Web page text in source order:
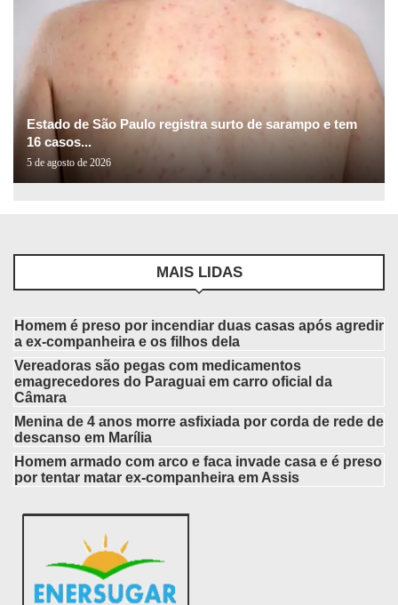
Estado de São Paulo registra surto de sarampo e tem
16 casos...
5 de agosto de 2026
MAIS LIDAS
Homem é preso por incendiar duas casas após agredir
a ex-companheira e os filhos dela
Vereadoras são pegas com medicamentos
emagrecedores do Paraguai em carro oficial da
Câmara
Menina de 4 anos morre asfixiada por corda de rede de
descanso em Marília
Homem armado com arco e faca invade casa e é preso
por tentar matar ex-companheira em Assis